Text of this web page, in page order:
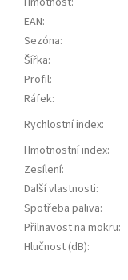
EAN:
Sezóna:
Šířka:
Profil:
Ráfek:
Rychlostní index:
Hmotnostní index:
Zesílení:
Další vlastnosti:
Spotřeba paliva:
Přilnavost na mokru:
Hlučnost (dB):